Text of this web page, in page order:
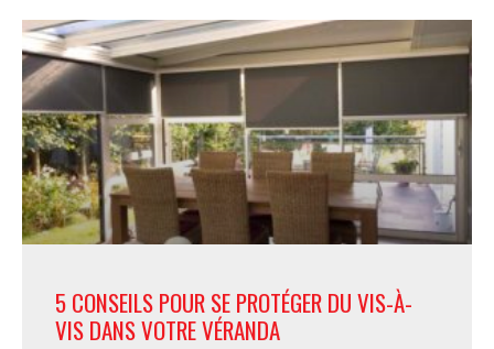
5 CONSEILS POUR SE PROTÉGER DU VIS-À-
VIS DANS VOTRE VÉRANDA